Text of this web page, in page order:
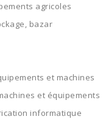
agricoles
bazar
et machines
et équipements
informatique